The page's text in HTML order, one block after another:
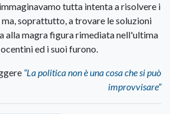
tutta intenta a risolvere i
soprattutto, a trovare le soluzioni
alla magra figura rimediata nell'ultima
ed i suoi furono.
“La politica non è una cosa che si può
improvvisare”